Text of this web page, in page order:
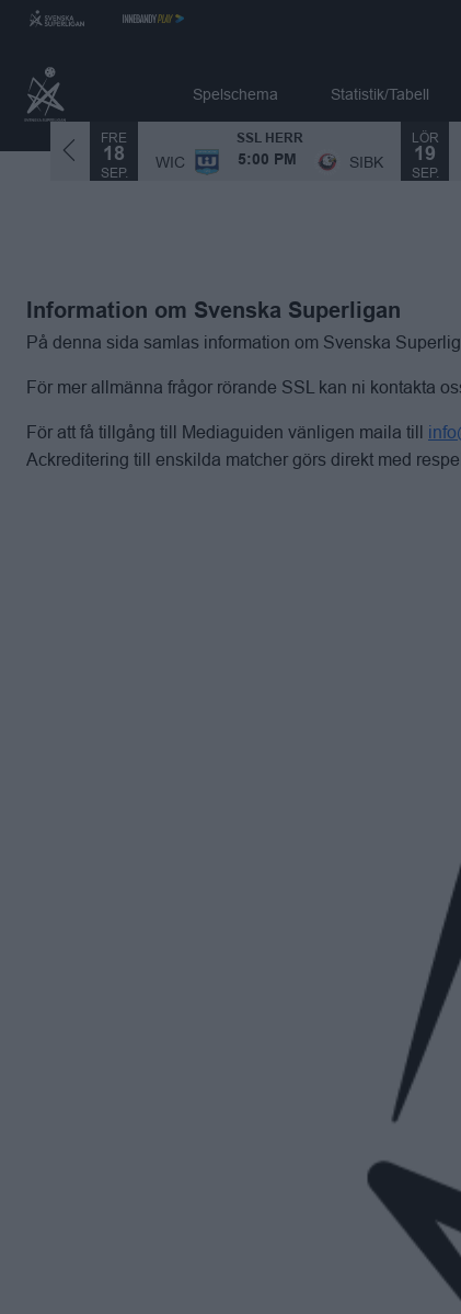
Spelschema Statistik/Tabell
SIBK
FRE
18
SEP.
SSL HERR
WIC 5:00 PM SIBK
LÖR
19
SEP.
Information om Svenska Superligan
På denna sida samlas information om Svenska
För mer allmänna frågor rörande SSL kan ni kontakta
För att få tillgång till Mediaguiden vänligen maila till
Ackreditering till enskilda matcher görs direkt med